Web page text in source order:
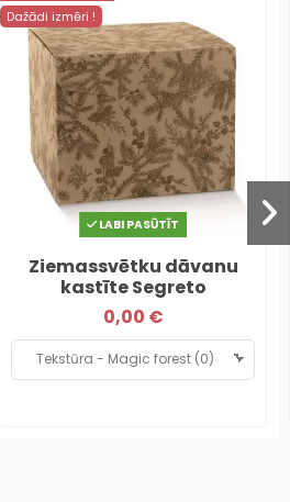
Dažādi izmēri !
LABI PASŪTĪT
Ziemassvētku dāvanu
kastīte Segreto
0,00 €